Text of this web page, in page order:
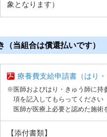
象となります）
当組合は償還払いです）
療養費支給申請書（はり
※医師およびはり・きゅう師に持
項を記入してもらってください
医師が医療上必要と認めた施術
【添付書類】